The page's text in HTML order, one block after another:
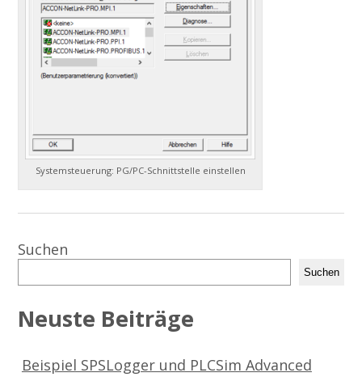
Systemsteuerung: PG/PC-Schnittstelle einstellen
Suchen
Suchen
Neuste Beiträge
Beispiel SPSLogger und PLCSim Advanced